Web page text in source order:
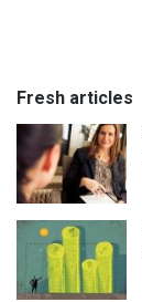
Fresh articles